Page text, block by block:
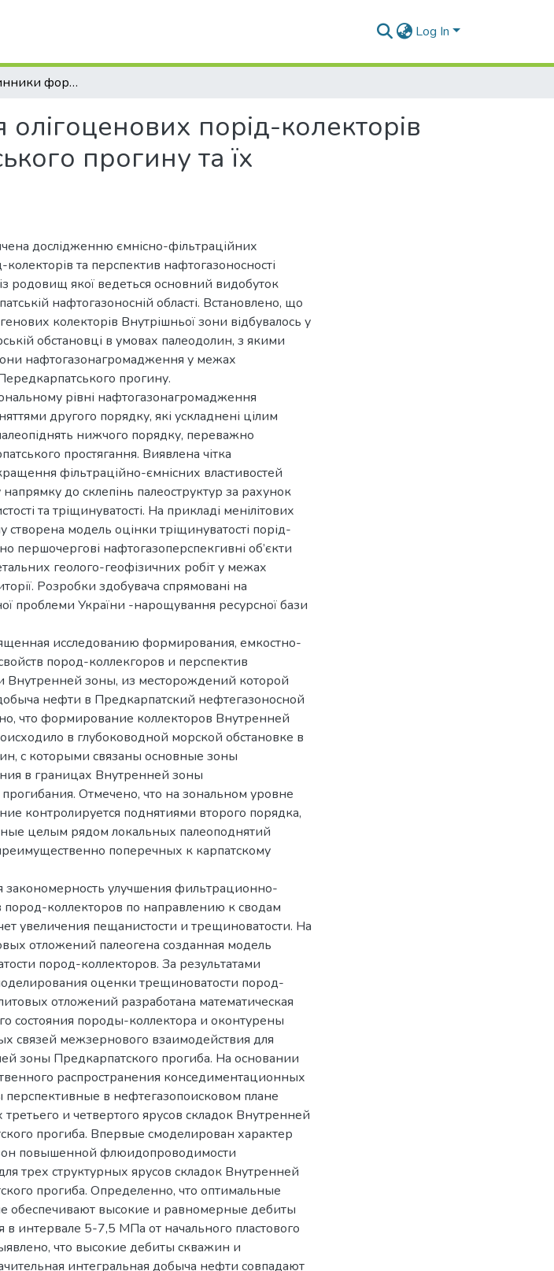
Log In
Геологічні чинники формування олігоценових порід-колекторів внутрішньої зони Передкарпатського прогину та їх нафтогазоносності
порід-колекторів
прогину та їх
дослідженню ємнісно-фільтраційних
колекторів та перспектив нафтогазоносності
родовищ якої ведеться основний видобуток
нафтогазоносній області. Встановлено, що
колекторів Внутрішньої зони відбувалось у
обстановці в умовах палеодолин, з якими
нафтогазонагромадження у межах
прогину.
рівні нафтогазонагромадження
другого порядку, які ускладнені цілим
нижчого порядку, переважно
простягання. Виявлена чітка
фільтраційно-ємнісних властивостей
напрямку до склепінь палеоструктур за рахунок
та тріщинуватості. На прикладі менілітових
створена модель оцінки тріщинуватості порід-
першочергові нафтогазоперспекгивні об’єкти
геолого-геофізичних робіт у межах
Розробки здобувача спрямовані на
проблеми України -нарощування ресурсної бази
исследованию формирования, емкостно-
пород-коллекгоров и перспектив
Внутренней зоны, из месторождений которой
нефти в Предкарпатский нефтегазоносной
что формирование коллекторов Внутренней
в глубоководной морской обстановке в
с которыми связаны основные зоны
в границах Внутренней зоны
Отмечено, что на зональном уровне
контролируется поднятиями второго порядка,
целым рядом локальных палеоподнятий
поперечных к карпатскому
закономерность улучшения фильтрационно-
пород-коллекторов по направлению к сводам
увеличения пещанистости и трещиноватости. На
отложений палеогена созданная модель
пород-коллекторов. За результатами
оценки трещиноватости пород-
отложений разработана математическая
состояния породы-коллектора и оконтурены
связей межзернового взаимодействия для
зоны Предкарпатского прогиба. На основании
распространения конседиментационных
перспективные в нефтегазопоисковом плане
третьего и четвертого ярусов складок Внутренней
прогиба. Впервые смоделирован характер
повышенной флюидопроводимости
трех структурных ярусов складок Внутренней
прогиба. Определенно, что оптимальные
обеспечивают высокие и равномерные дебиты
в интервале 5-7,5 МПа от начального пластового
что высокие дебиты скважин и
интегральная добыча нефти совпадают